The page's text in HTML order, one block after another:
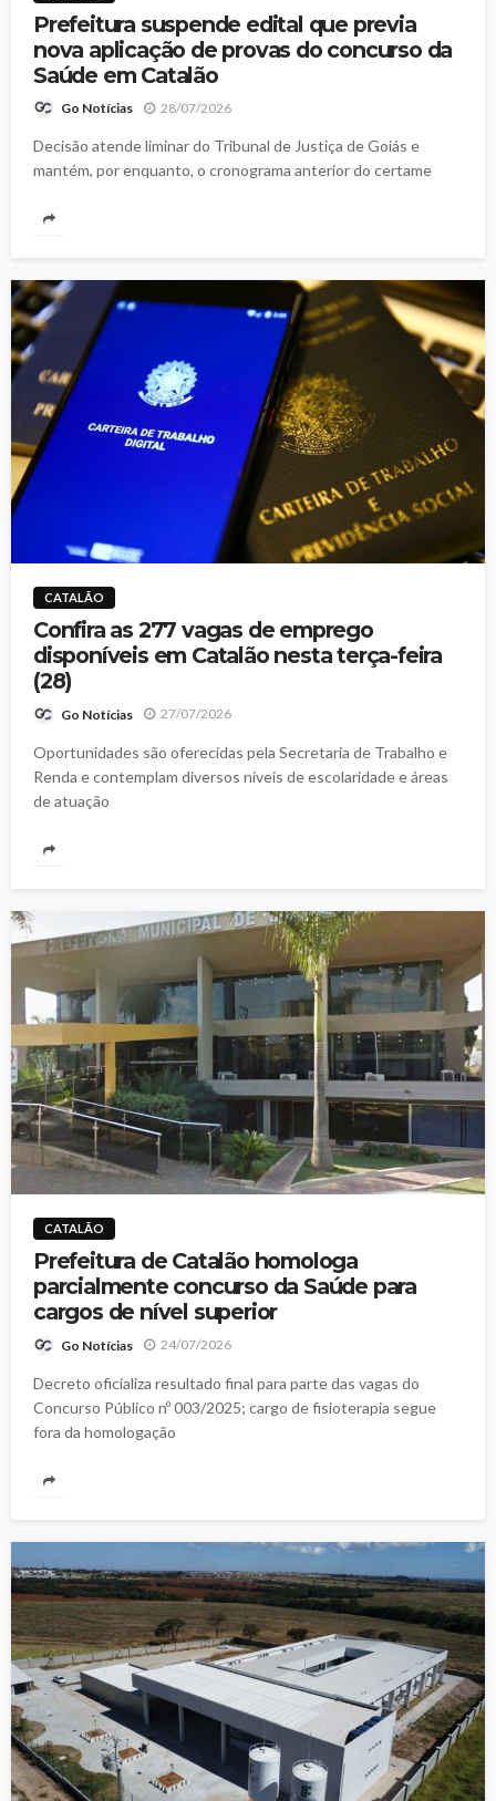
Prefeitura suspende edital que previa
nova aplicação de provas do concurso da
Saúde em Catalão
Go Notícias 28/07/2026
Decisão atende liminar do Tribunal de Justiça de Goiás e
mantém, por enquanto, o cronograma anterior do certame
CATALÃO
Confira as 277 vagas de emprego
disponíveis em Catalão nesta terça-feira
(28)
Go Notícias 27/07/2026
Oportunidades são oferecidas pela Secretaria de Trabalho e
Renda e contemplam diversos níveis de escolaridade e áreas
de atuação
CATALÃO
Prefeitura de Catalão homologa
parcialmente concurso da Saúde para
cargos de nível superior
Go Notícias 24/07/2026
Decreto oficializa resultado final para parte das vagas do
Concurso Público nº 003/2025; cargo de fisioterapia segue
fora da homologação